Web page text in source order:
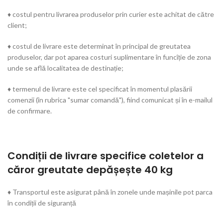
♦ costul pentru livrarea produselor prin curier este achitat de către
client;
♦ costul de livrare este determinat în principal de greutatea
produselor, dar pot aparea costuri suplimentare în funcîție de zona
unde se află localitatea de destinație;
♦ termenul de livrare este cel specificat în momentul plasării
comenzii (în rubrica "sumar comandă"), fiind comunicat și în e-mailul
de confirmare.
Condiții de livrare specifice coletelor a
căror greutate depășește 40 kg
♦ Transportul este asigurat până în zonele unde mașinile pot parca
în condiții de siguranță